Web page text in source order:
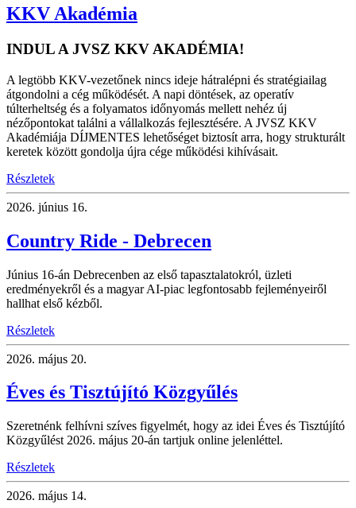
KKV Akadémia
INDUL A JVSZ KKV AKADÉMIA!
A legtöbb KKV-vezetőnek nincs ideje hátralépni és stratégiailag
átgondolni a cég működését. A napi döntések, az operatív
túlterheltség és a folyamatos időnyomás mellett nehéz új
nézőpontokat találni a vállalkozás fejlesztésére. A JVSZ KKV
Akadémiája DÍJMENTES lehetőséget biztosít arra, hogy strukturált
keretek között gondolja újra cége működési kihívásait.
Részletek
2026. június 16.
Country Ride - Debrecen
Június 16-án Debrecenben az első tapasztalatokról, üzleti
eredményekről és a magyar AI-piac legfontosabb fejleményeiről
hallhat első kézből.
Részletek
2026. május 20.
Éves és Tisztújító Közgyűlés
Szeretnénk felhívni szíves figyelmét, hogy az idei Éves és Tisztújító
Közgyűlést 2026. május 20-án tartjuk online jelenléttel.
Részletek
2026. május 14.